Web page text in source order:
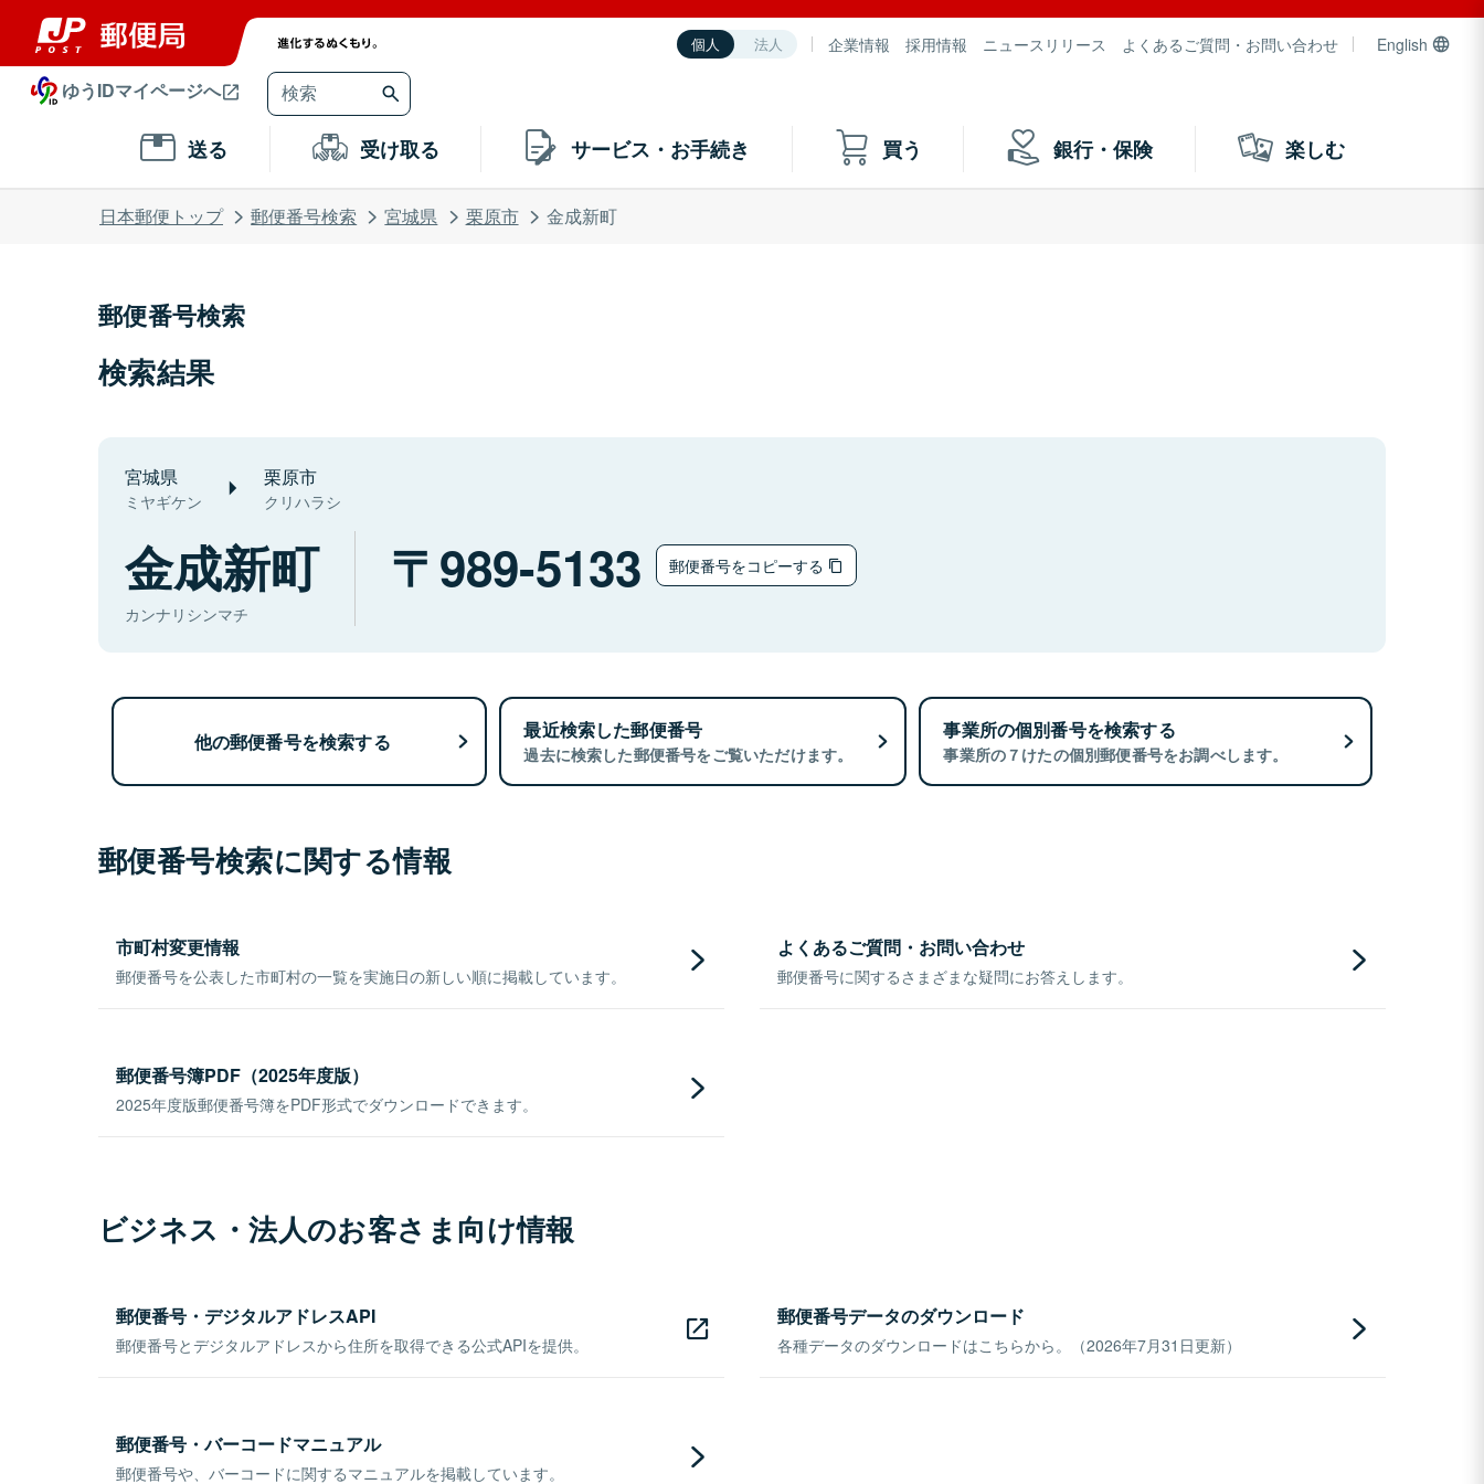
個人 法人 企業情報 採用情報 ニュースリリース よくあるご質問・お問い合わせ English
ゆうIDマイページへ
送る 受け取る サービス・お手続き 買う 銀行・保険 楽しむ
日本郵便トップ 郵便番号検索 宮城県 栗原市 金成新町
郵便番号検索
検索結果
宮城県
ミヤギケン
栗原市
クリハラシ
金成新町
カンナリシンマチ
989-5133 郵便番号をコピーする
他の郵便番号を検索する 最近検索した郵便番号
過去に検索した郵便番号をご覧いただけます。
事業所の個別番号を検索する
事業所の７けたの個別郵便番号をお調べします。
郵便番号検索に関する情報
市町村変更情報
郵便番号を公表した市町村の一覧を実施日の新しい順に掲載しています。
よくあるご質問・お問い合わせ
郵便番号に関するさまざまな疑問にお答えします。
郵便番号簿PDF（2025年度版）
2025年度版郵便番号簿をPDF形式でダウンロードできます。
ビジネス・法人のお客さま向け情報
郵便番号・デジタルアドレスAPI
郵便番号とデジタルアドレスから住所を取得できる公式APIを提供。
郵便番号データのダウンロード
各種データのダウンロードはこちらから。（2026年7月31日更新）
郵便番号・バーコードマニュアル
郵便番号や、バーコードに関するマニュアルを掲載しています。